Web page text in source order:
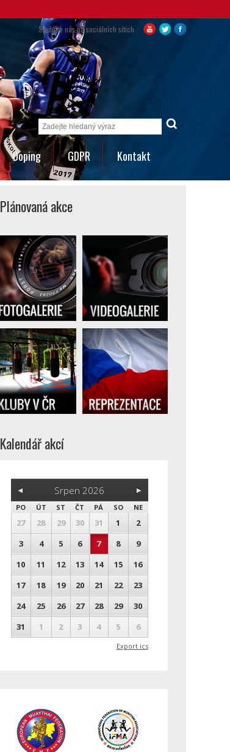
Sledujte nás na sociálních sítích
Doping GDPR Kontakt
Plánovaná akce
Kalendář akcí
Srpen 2026
PO ÚT ST ČT PÁ SO NE
27 28 29 30 31 1
2
3
4 5 6 7 8
9
10
11 12 13 14 15
16
17
18 19 20 21 22
23
24
25 26 27 28 29
30
31
1 2 3 4 5 6
Export ics